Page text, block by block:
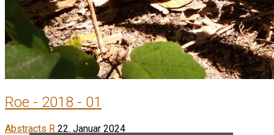
Roe - 2018 - 01
Abstracts R 22. Januar 2024